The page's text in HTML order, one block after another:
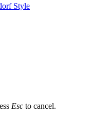
Style
Esc to cancel.